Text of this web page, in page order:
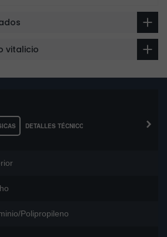
vitalicio
DETALLES TÉCNICOS ›
Polipropileno